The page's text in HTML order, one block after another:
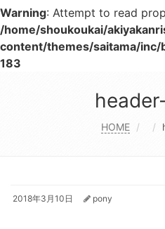
Warning: Attempt to read
/home/shoukoukai/
content/themes/saitama/
183
HOME
2018年3月10日 pony